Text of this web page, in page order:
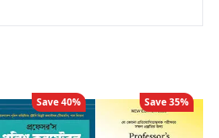
Save40% Save35%